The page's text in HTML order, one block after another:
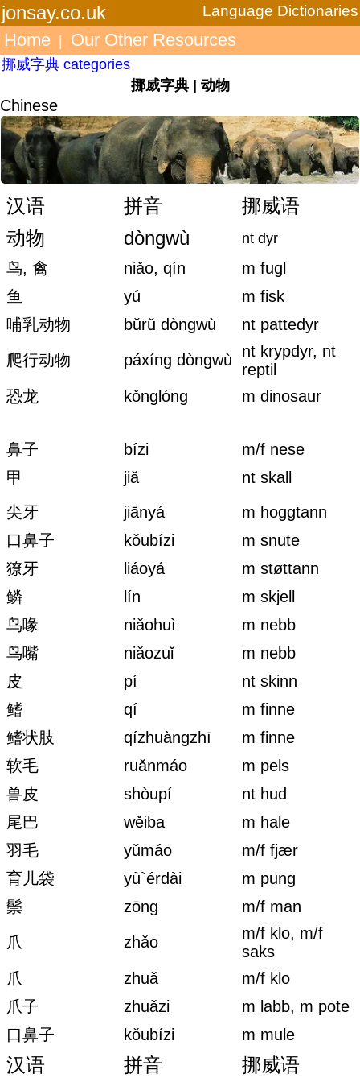
jonsay.co.uk Language Dictionaries
Home Our Other Resources
挪威字典 categories
挪威字典 | 动物
Chinese
汉语 拼音
挪威语
动物
dòngwù nt dyr
鸟, 禽 niǎo, qín
m fugl
鱼
yú
m fisk
哺乳动物
bǔrǔ dòngwù
nt pattedyr
爬行动物
páxíng dòngwù
nt krypdyr, nt
reptil
恐龙
kǒnglóng m dinosaur
鼻子 bízi
m/f nese
甲
jiǎ
nt skall
尖牙
jiānyá
m hoggtann
口鼻子
kǒubízi
m snute
獠牙
liáoyá
m støttann
鳞
lín
m skjell
鸟喙
niǎohuì
m nebb
鸟嘴
niǎozuǐ
m nebb
皮
pí
nt skinn
鳍
qí
m finne
鳍状肢
qízhuàngzhī
m finne
软毛
ruǎnmáo
m pels
兽皮
shòupí
nt hud
尾巴
wěiba
m hale
羽毛
yǔmáo
m/f fjær
育儿袋
yù`érdài
m pung
鬃
zōng
m/f man
爪
zhǎo
m/f klo, m/f
saks
爪
zhuǎ
m/f klo
爪子
zhuǎzi
m labb, m pote
口鼻子
kǒubízi m mule
汉语 拼音 挪威语